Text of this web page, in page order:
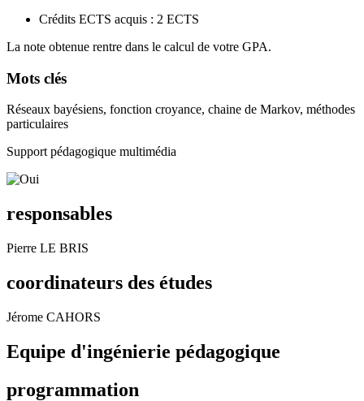
Crédits ECTS acquis : 2 ECTS
La note obtenue rentre dans le calcul de votre GPA.
Mots clés
Réseaux bayésiens, fonction croyance, chaine de Markov, méthodes
particulaires
Support pédagogique multimédia
responsables
Pierre LE BRIS
coordinateurs des études
Jérome CAHORS
Equipe d'ingénierie pédagogique
programmation